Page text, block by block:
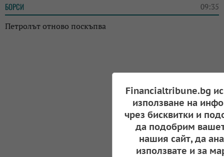
БОРСИ 09:35
Петролът отново поскъпва
Financialtribune.bg
използване на
чрез бисквитки и
да подобрим
нашия сайт, да
използвате и за